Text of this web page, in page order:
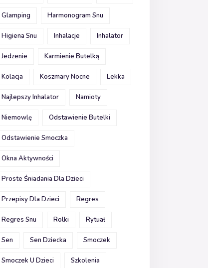
Glamping Harmonogram Snu
Higiena Snu Inhalacje Inhalator
Jedzenie Karmienie Butelką
Kolacja Koszmary Nocne Lekka
Najlepszy Inhalator Namioty
Niemowlę Odstawienie Butelki
Odstawienie Smoczka
Okna Aktywności
Proste Śniadania Dla Dzieci
Przepisy Dla Dzieci Regres
Regres Snu Rolki Rytuał
Sen Sen Dziecka Smoczek
Smoczek U Dzieci Szkolenia